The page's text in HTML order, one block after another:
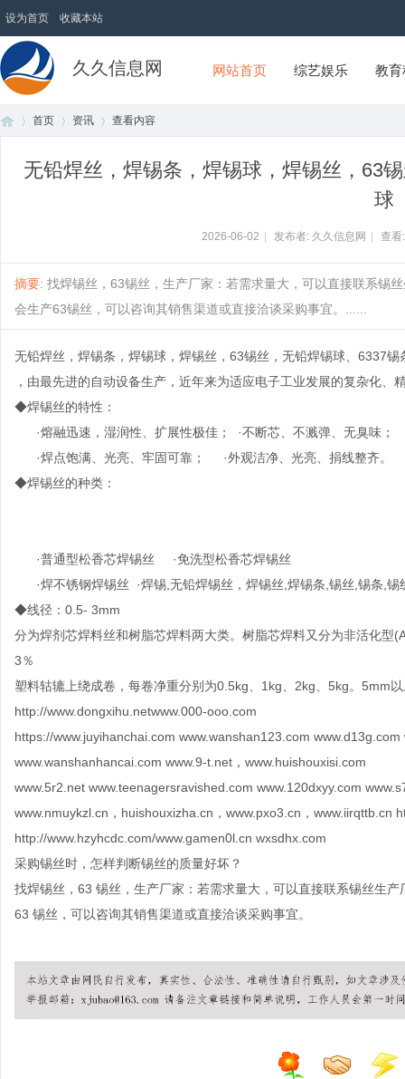
设为首页 收藏本站
久久信息网 网站首页 综艺娱乐 教
首页 资讯 查看内容
无铅焊丝，焊锡条，焊锡球，焊锡丝，63
球
2026-06-02 发布者: 久久信息网 查
摘要: 找焊锡丝，63锡丝，生产厂家：若需求量大，可以直接联系锡
会生产63锡丝，可以咨询其销售渠道或直接洽谈采购事宜。......
无铅焊丝，焊锡条，焊锡球，焊锡丝，63锡丝，无铅焊锡球、6337
，由最先进的自动设备生产，近年来为适应电子工业发展的复杂化
◆焊锡丝的特性：
·熔融迅速，湿润性、扩展性极佳； ·不断芯、不溅弹、无臭味；
·焊点饱满、光亮、牢固可靠； ·外观洁净、光亮、捐线整齐。
◆焊锡丝的种类：
·普通型松香芯焊锡丝 ·免洗型松香芯焊锡丝
·焊不锈钢焊锡丝 ·焊锡,无铅焊锡丝，焊锡丝,焊锡条,锡丝,锡条,锡
◆线径：0.5- 3mm
分为焊剂芯焊料丝和树脂芯焊料两大类。树脂芯焊料又分为非活化
3％
塑料轱辘上绕成卷，每卷净重分别为0.5kg、1kg、2kg、5kg。5mm
http://www.dongxihu.netwww.000-ooo.com
https://www.juyihanchai.com www.wanshan123.com
www.wanshanhancai.com www.9-t.net，www.huishouxisi.com
www.5r2.net www.teenagersravished.com www.120dxyy.com
www.nmuykzl.cn，huishouxizha.cn，www.pxo3.cn，www.iirqttb.cn
http://www.hzyhcdc.com/www.gamen0l.cn wxsdhx.com
采购锡丝时，怎样判断锡丝的质量好坏？
找焊锡丝，63 锡丝，生产厂家：若需求量大，可以直接联系锡丝生
63 锡丝，可以咨询其销售渠道或直接洽谈采购事宜。